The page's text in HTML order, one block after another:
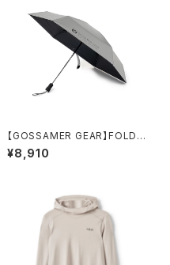
【GOSSAMER GEAR】FOLDIN
G UMBRELLA3.0
¥8,910